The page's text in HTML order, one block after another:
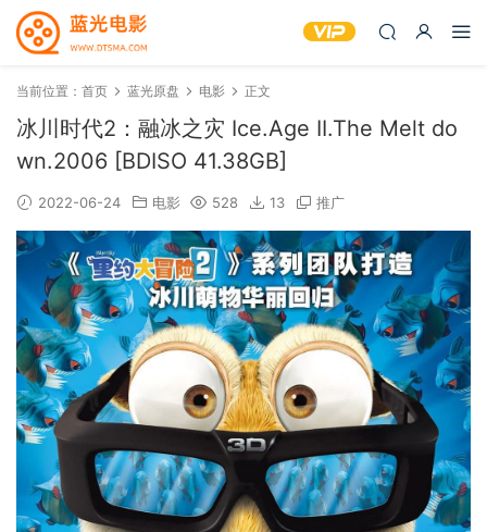
当前位置： 首页 蓝光原盘 电影 正文
冰川时代2：融冰之灾 Ice.Age II.The Melt do
wn.2006 [BDISO 41.38GB]
2022-06-24 电影 528 13 推广